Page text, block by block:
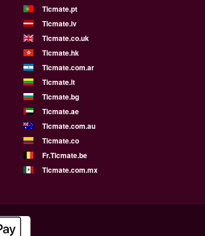
Ticmate.pt
Ticmate.lv
Ticmate.co.uk
Ticmate.hk
Ticmate.com.ar
Ticmate.lt
Ticmate.bg
Ticmate.ae
Ticmate.com.au
Ticmate.co
Fr.Ticmate.be
Ticmate.com.mx